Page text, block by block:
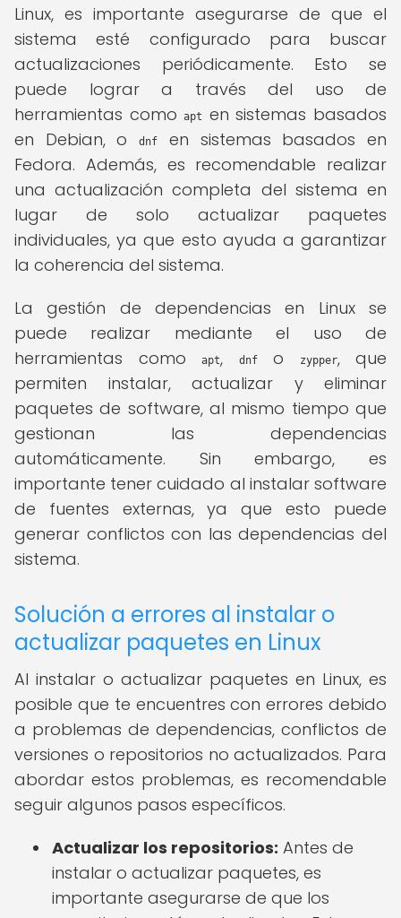
Linux, es importante asegurarse de que el
sistema esté configurado para buscar
actualizaciones periódicamente. Esto se
puede lograr a través del uso de
herramientas comoapt
en sistemas basados
en Debian, odnf
en sistemas basados en
Fedora. Además, es recomendable realizar
una actualización completa del sistema en
lugar de solo actualizar paquetes
individuales, ya que esto ayuda a garantizar
la coherencia del sistema.
La gestión de dependencias en Linux se
puede realizar mediante el uso de
herramientas como
apt, dnfo zypper, que
permiten instalar, actualizar y eliminar
paquetes de software, al mismo tiempo que
gestionan las dependencias
automáticamente. Sin embargo, es
importante tener cuidado al instalar software
de fuentes externas, ya que esto puede
generar conflictos con las dependencias del
sistema.
Solución a errores al instalar o
actualizar paquetes en Linux
Al instalar o actualizar paquetes en Linux, es
posible que te encuentres con errores debido
a problemas de dependencias, conflictos de
versiones o repositorios no actualizados. Para
abordar estos problemas, es recomendable
seguir algunos pasos específicos.
Actualizar los repositorios: Antes de
instalar o actualizar paquetes, es
importante asegurarse de que los